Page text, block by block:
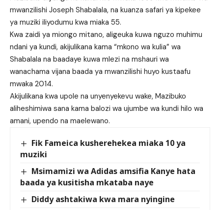
mwanzilishi Joseph Shabalala, na kuanza safari ya kipekee
ya muziki iliyodumu kwa miaka 55.
Kwa zaidi ya miongo mitano, aligeuka kuwa nguzo muhimu
ndani ya kundi, akijulikana kama “mkono wa kulia” wa
Shabalala na baadaye kuwa mlezi na mshauri wa
wanachama vijana baada ya mwanzilishi huyo kustaafu
mwaka 2014.
Akijulikana kwa upole na unyenyekevu wake, Mazibuko
aliheshimiwa sana kama balozi wa ujumbe wa kundi hilo wa
amani, upendo na maelewano.
Fik Fameica kusherehekea miaka 10 ya
muziki
Msimamizi wa Adidas amsifia Kanye hata
baada ya kusitisha mkataba naye
Diddy ashtakiwa kwa mara nyingine